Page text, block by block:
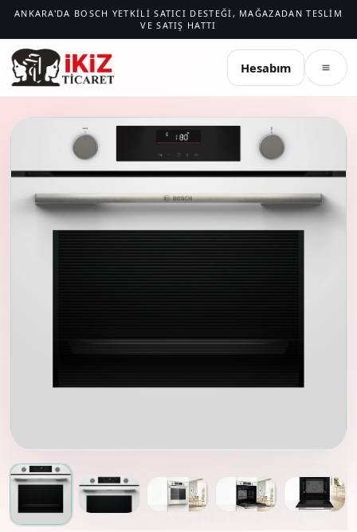
ANKARA'DA BOSCH YETKILI SATICI DESTEĞI, MAĞAZADAN TESLIM
VE SATIŞ HATTI
İKIZ TICARET
Hesabım